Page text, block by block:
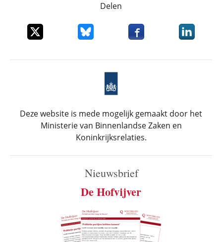
Delen
Deel dit item op XDeel dit item op Bluesky
Deel dit item opDeel dit
Deze website is mede mogelijk gemaakt door het
Ministerie van Binnenlandse Zaken en
Koninkrijksrelaties.
Nieuwsbrief
De Hofvijver